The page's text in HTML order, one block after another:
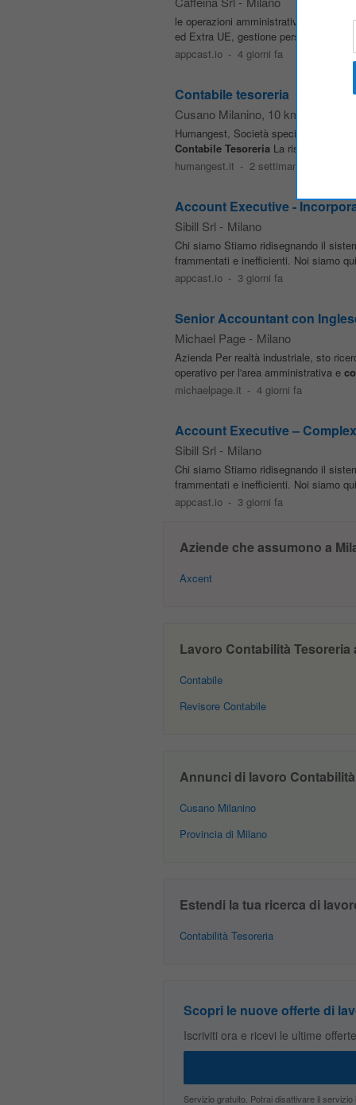
le operazioni amministrative e
ed Extra UE, gestione personale
appcast.io - 4 giorni fa
Contabile tesoreria
Cusano Milanino, 10 km da Milano
Humangest, Società specializzata
Contabile TesoreriaLa risorsa,
humangest.it - 2 settimane fa
Account Executive -
Sibill Srl - Milano
Chi siamo Stiamo ridisegnando il
frammentati e inefficienti. Noi siamo
appcast.io - 3 giorni fa
Senior Accountant con
Michael Page - Milano
Azienda Per realtà industriale, sto
operativo per l'area amministrativa e
michaelpage.it - 4 giorni fa
Account Executive –
Sibill Srl - Milano
Chi siamo Stiamo ridisegnando il
frammentati e inefficienti. Noi siamo
appcast.io - 3 giorni fa
Aziende che assumono a
Axcent
Lavoro Contabilità Tesoreria
Contabile
Revisore Contabile
Annunci di lavoro
Cusano Milanino
Provincia di Milano
Estendi la tua ricerca di
Contabilità Tesoreria
Scopri le nuove offerte di
Iscriviti ora e ricevi le ultime
Servizio gratuito. Potrai disattivare il servizio